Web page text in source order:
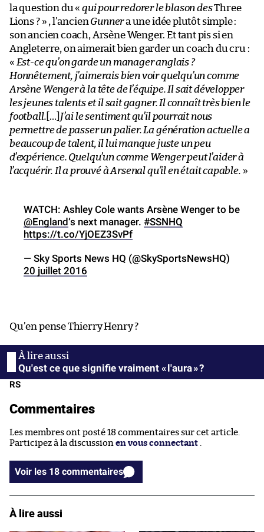
la question du « qui pour redorer le blason desThree
Lions ? » , l’ancien Gunnera une idée plutôt simple :
son ancien coach, Arsène Wenger. Et tant pis si en
Angleterre, on aimerait bien garder un coach du cru :
« Est-ce qu’on garde un manager anglais ?
Honnêtement, j’aimerais bien voir quelqu’un comme
Arsène Wenger à la tête de l’équipe. Il sait développer
les jeunes talents et il sait gagner. Il connaît très bien le
football. […] J’ai le sentiment qu’il pourrait nous
permettre de passer un palier. La génération actuelle a
beaucoup de talent, il lui manque juste un peu
d’expérience. Quelqu’un comme Wenger peut l’aider à
l’acquérir. Il a prouvé à Arsenal qu’il en était capable. »
WATCH: Ashley Cole wants Arsène Wenger to be
@England‘s next manager. #SSNHQ
https://t.co/YjOEZ3SvPf
— Sky Sports News HQ (@SkySportsNewsHQ)
20 juillet 2016
Qu’en pense Thierry Henry ?
Qu'est ce que signifie vraiment « l'aura » ?
RS
Commentaires
Les membres ont posté 18 commentaires sur cet article.
Participez à la discussion en vous connectant
Voir les 18 commentaires
À lire aussi